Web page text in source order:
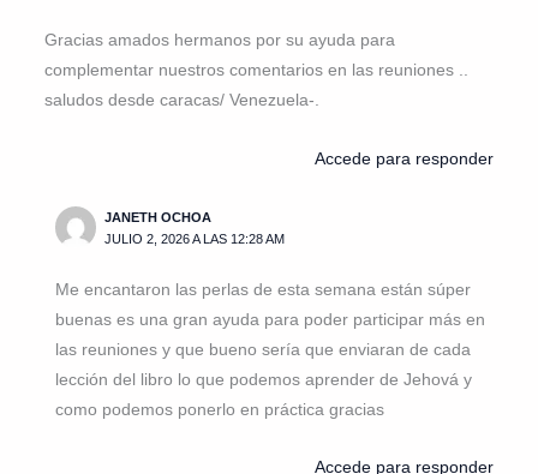
Gracias amados hermanos por su ayuda para
complementar nuestros comentarios en las reuniones ..
saludos desde caracas/ Venezuela-.
Accede para responder
JANETH OCHOA
JULIO 2, 2026 A LAS 12:28 AM
Me encantaron las perlas de esta semana están súper
buenas es una gran ayuda para poder participar más en
las reuniones y que bueno sería que enviaran de cada
lección del libro lo que podemos aprender de Jehová y
como podemos ponerlo en práctica gracias
Accede para responder